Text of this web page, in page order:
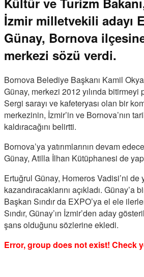
İzmir milletvekili adayı
Günay, Bornova
merkezi sözü verdi.
Bornova Belediye Başkanı Kamil
Günay, merkezi 2012 yılında bitirmeyi
Sergi sarayı ve kafeteryası olan bir
merkezinin, İzmir’in ve Bornova’nın
kaldıracağını belirtti.
Bornova’ya yatırımlarının devam
Günay, Atilla İlhan Kütüphanesi de
Ertuğrul Günay, Homeros Vadisi’ni
kazandıracaklarını açıkladı. Günay’a
Başkan Sındır da EXPO’ya el ele
Sındır, Günay’ın İzmir’den aday
şans olduğunu sözlerine ekledi.
Error, group does not exist! Check